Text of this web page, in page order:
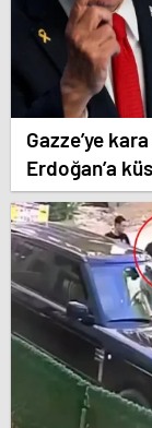
Gazze’ye
Erdoğan’a